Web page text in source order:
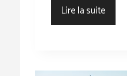
Lire la suite